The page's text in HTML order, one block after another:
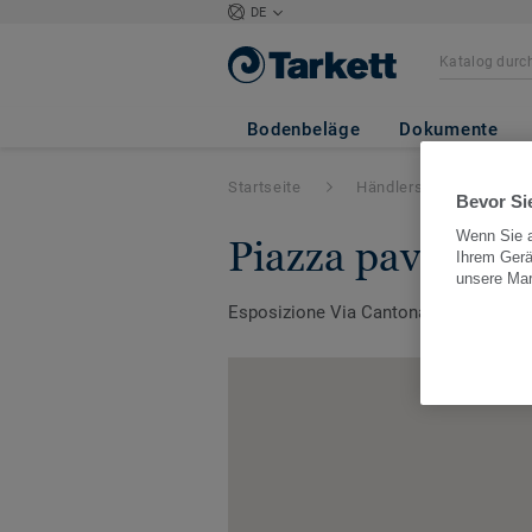
DE
Bodenbeläge Dokumente
Startseite Händlersuche
piazza
Esposizione Via Cantonale 23, 6987,
Bevor
Wenn Sie
Ihrem
unsere